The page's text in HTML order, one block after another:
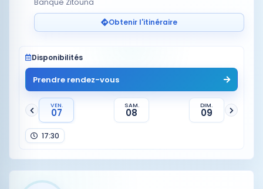
Banque Zitouna
Obtenir l'itinéraire
Disponibilités
Prendre rendez-vous
VEN.
07
SAM.
08
DIM.
09
17:30